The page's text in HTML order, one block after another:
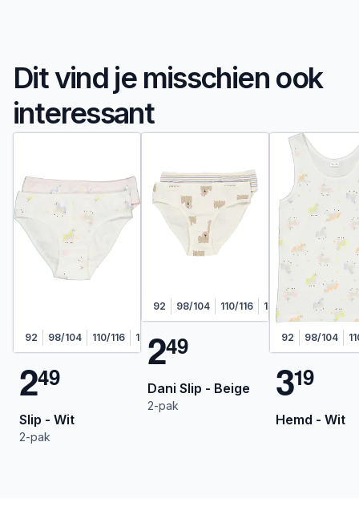
Dit vind je misschien ook
interessant
92 98/104 110/116 122/128
249
Slip - Wit
2-pak
92 98/104 110/116 122/128
249
Dani Slip - Beige
2-pak
92 98/104
319
Hemd - Wit